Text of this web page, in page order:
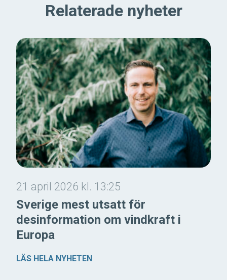
Relaterade nyheter
21 april 2026 kl. 13:25
Sverige mest utsatt för
desinformation om vindkraft i
Europa
LÄS HELA NYHETEN